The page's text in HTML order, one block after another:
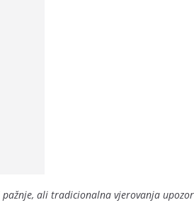
ali tradicionalna vjerovanja